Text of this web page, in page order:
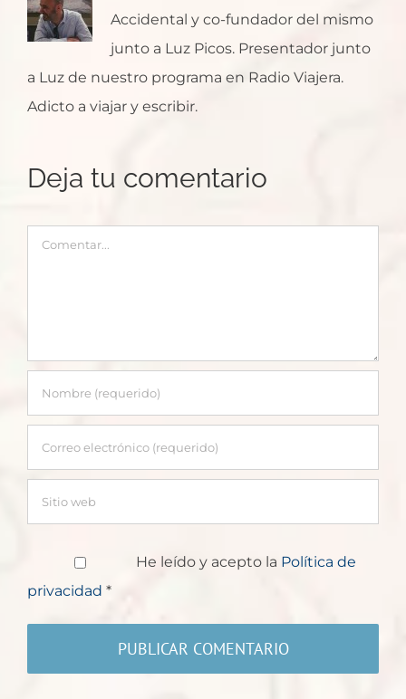
Accidental y co-fundador del mismo
junto a Luz Picos. Presentador junto
a Luz de nuestro programa en Radio Viajera.
Adicto a viajar y escribir.
Deja tu comentario
Comentar
He leído y acepto la Política de
privacidad *